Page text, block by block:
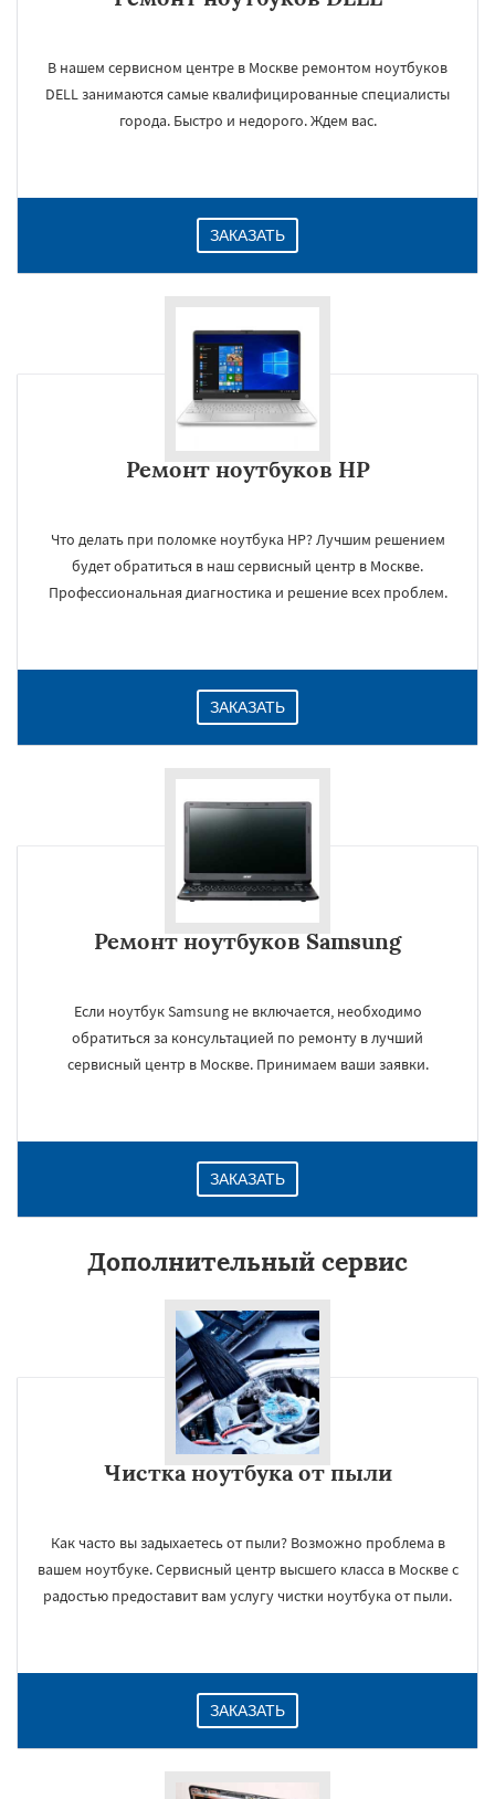
В нашем сервисном центре в Москве ремонтом ноутбуков
DELL занимаются самые квалифицированные специалисты
города. Быстро и недорого. Ждем вас.
ЗАКАЗАТЬ
Ремонт ноутбуков HP
Что делать при поломке ноутбука HP? Лучшим решением
будет обратиться в наш сервисный центр в Москве.
Профессиональная диагностика и решение всех проблем.
ЗАКАЗАТЬ
Ремонт ноутбуков Samsung
Если ноутбук Samsung не включается, необходимо
обратиться за консультацией по ремонту в лучший
сервисный центр в Москве. Принимаем ваши заявки.
ЗАКАЗАТЬ
Дополнительный сервис
Чистка ноутбука от пыли
Как часто вы задыхаетесь от пыли? Возможно проблема в
вашем ноутбуке. Сервисный центр высшего класса в Москве с
радостью предоставит вам услугу чистки ноутбука от пыли.
ЗАКАЗАТЬ
×